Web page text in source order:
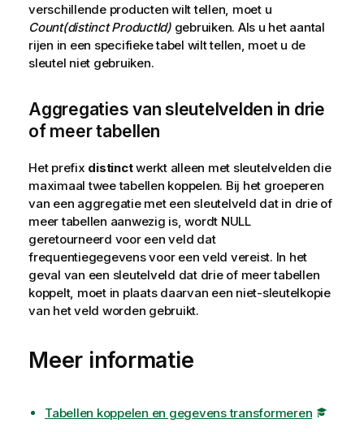
verschillende producten wilt tellen, moet u
Count(distinct ProductId)gebruiken. Als u het aantal
rijen in een specifieke tabel wilt tellen, moet u de
sleutel niet gebruiken.
Aggregaties van sleutelvelden in drie
of meer tabellen
Het prefix distinctwerkt alleen met sleutelvelden die
maximaal twee tabellen koppelen. Bij het groeperen
van een aggregatie met een sleutelveld dat in drie of
meer tabellen aanwezig is, wordt NULL
geretourneerd voor een veld dat
frequentiegegevens voor een veld vereist. In het
geval van een sleutelveld dat drie of meer tabellen
koppelt, moet in plaats daarvan een niet-sleutelkopie
van het veld worden gebruikt.
Meer informatie
Tabellen koppelen en gegevens transformeren